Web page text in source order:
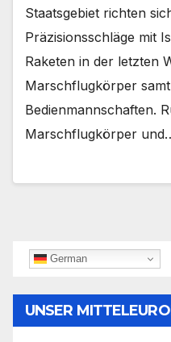
Staatsgebiet richten
Präzisionsschläge mit
Raketen in der letzten
Marschflugkörper
Bedienmannschaften.
Marschflugkörper
German
UNSER